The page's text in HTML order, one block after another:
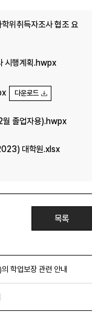
위취득자조사 협조 요
시행계획.hwpx
다운로드
월 졸업자용).hwpx
대학원.xlsx
목록
학업보장 관련 안내